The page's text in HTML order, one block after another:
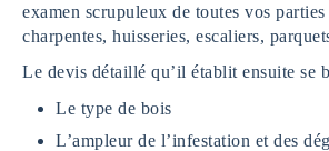
examen scrupuleux de toutes vos parties
charpentes, huisseries, escaliers,
Le devis détaillé qu’il établit ensuite se
Le type de bois
L’ampleur de l’infestation et des